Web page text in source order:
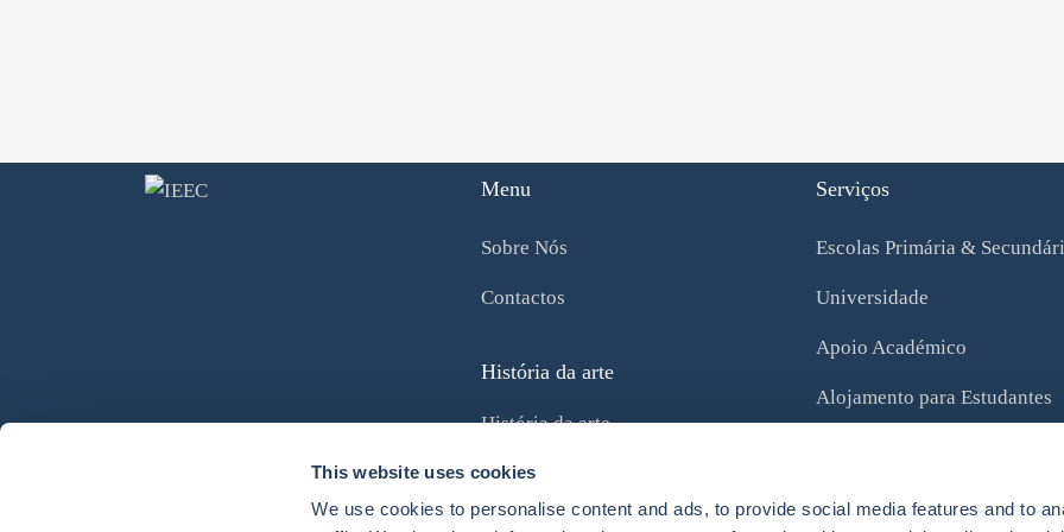
This website uses cookies
We use cookies to personalise content and ads, to provide social media features and to
Menu
Sobre Nós
Contactos
História da arte
História da arte
Cursos
Visitas Culturais
Serviços
Escolas Primária &
Universidade
Apoio Académico
Alojamento para Estudantes
Carreira & Profissional